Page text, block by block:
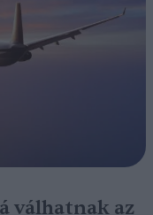
válhatnak az